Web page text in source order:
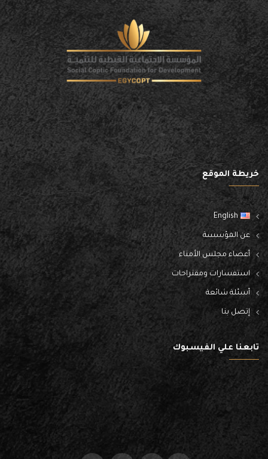
خريطة الموقع
English
عن المؤسسة
أعضاء مجلس الأمناء
استفسارات ومقتراحات
أسئلة شائعة
إتصل بنا
تابعنا علي الفيسبوك